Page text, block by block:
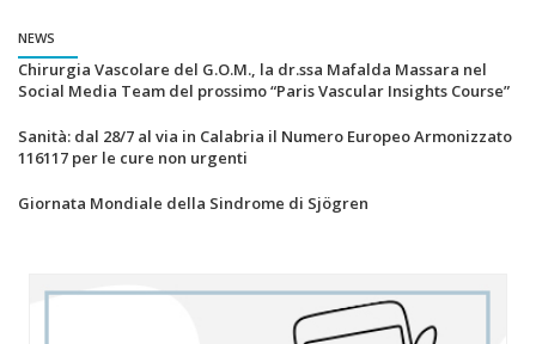
NEWS
Chirurgia Vascolare del G.O.M., la dr.ssa Mafalda Massara nel
Social Media Team del prossimo “Paris Vascular Insights Course”
Sanità: dal 28/7 al via in Calabria il Numero Europeo Armonizzato
116117 per le cure non urgenti
Giornata Mondiale della Sindrome di Sjögren